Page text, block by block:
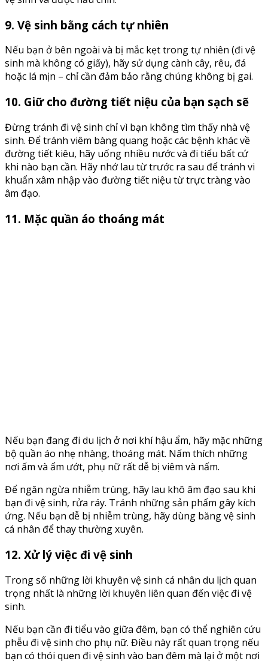
9. Vệ sinh bằng cách tự nhiên
Nếu bạn ở bên ngoài và bị mắc kẹt trong tự nhiên (đi vệ
sinh mà không có giấy), hãy sử dụng cành cây, rêu, đá
hoặc lá mịn – chỉ cần đảm bảo rằng chúng không bị gai.
10. Giữ cho đường tiết niệu của bạn sạch sẽ
Đừng tránh đi vệ sinh chỉ vì bạn không tìm thấy nhà vệ
sinh. Để tránh viêm bàng quang hoặc các bệnh khác về
đường tiết kiêu, hãy uống nhiều nước và đi tiểu bất cứ
khi nào bạn cần. Hãy nhớ lau từ trước ra sau để tránh vi
khuẩn xâm nhập vào đường tiết niệu từ trực tràng vào
âm đạo.
11. Mặc quần áo thoáng mát
Nếu bạn đang đi du lịch ở nơi khí hậu ẩm, hãy mặc những
bộ quần áo nhẹ nhàng, thoáng mát. Nấm thích những
nơi ấm và ẩm ướt, phụ nữ rất dễ bị viêm và nấm.
Để ngăn ngừa nhiễm trùng, hãy lau khô âm đạo sau khi
bạn đi vệ sinh, rửa ráy. Tránh những sản phẩm gây kích
ứng. Nếu bạn dễ bị nhiễm trùng, hãy dùng băng vệ sinh
cá nhân để thay thường xuyên.
12. Xử lý việc đi vệ sinh
Trong số những lời khuyên vệ sinh cá nhân du lịch quan
trọng nhất là những lời khuyên liên quan đến việc đi vệ
sinh.
Nếu bạn cần đi tiểu vào giữa đêm, bạn có thể nghiên cứu
phễu đi vệ sinh cho phụ nữ. Điều này rất quan trọng nếu
bạn có thói quen đi vệ sinh vào ban đêm mà lại ở một nơi